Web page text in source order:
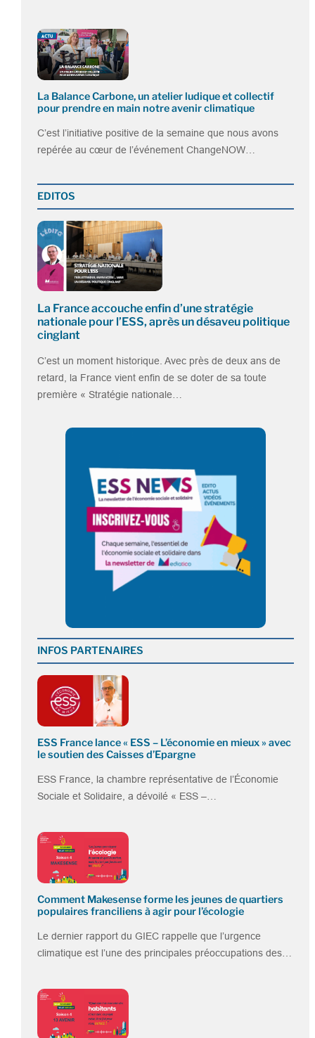
La Balance Carbone, un atelier ludique et collectif
pour prendre en main notre avenir climatique
C’est l’initiative positive de la semaine que nous avons
repérée au cœur de l’événement ChangeNOW…
EDITOS
La France accouche enfin d’une stratégie
nationale pour l’ESS, après un désaveu politique
cinglant
C’est un moment historique. Avec près de deux ans de
retard, la France vient enfin de se doter de sa toute
première « Stratégie nationale…
INFOS PARTENAIRES
ESS France lance « ESS – L’économie en mieux » avec
le soutien des Caisses d’Epargne
ESS France, la chambre représentative de l’Économie
Sociale et Solidaire, a dévoilé « ESS –…
Comment Makesense forme les jeunes de quartiers
populaires franciliens à agir pour l’écologie
Le dernier rapport du GIEC rappelle que l’urgence
climatique est l’une des principales préoccupations des…